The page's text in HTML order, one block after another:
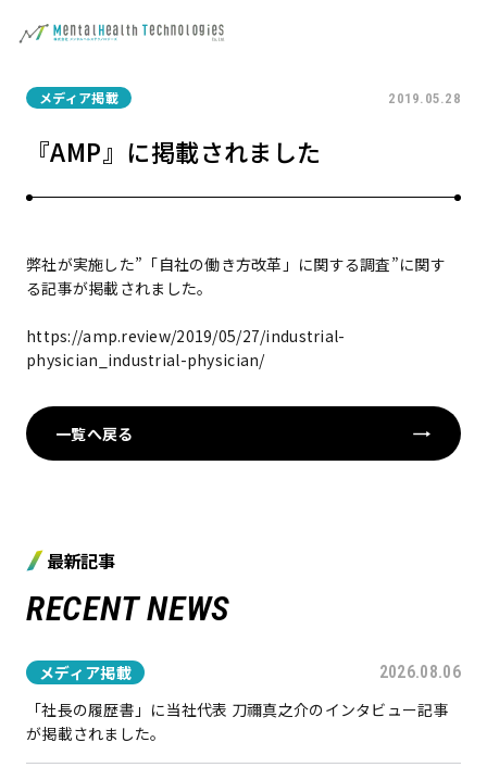
メディア掲載 2019.05.28
『AMP』に掲載されました
弊社が実施した”「自社の働き方改革」に関する調査”に関す
る記事が掲載されました。
https://amp.review/2019/05/27/industrial-
physician_industrial-physician/
一覧へ戻る
最新記事
RECENT NEWS
メディア掲載 2026.08.06
「社長の履歴書」に当社代表 刀禰真之介のインタビュー記事
が掲載されました。